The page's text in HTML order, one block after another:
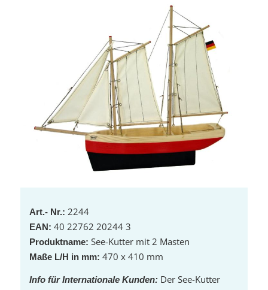
Art.- Nr.: 2244
EAN: 40 22762 20244 3
Produktname: See-Kutter mit 2 Masten
Maße L/H in mm: 470 x 410 mm
Info für Internationale Kunden:Der See-Kutter